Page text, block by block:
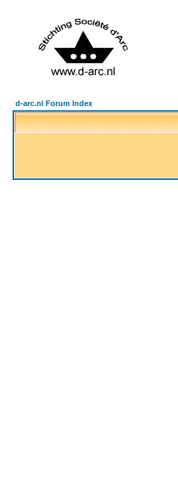
d-arc.nl Forum Index